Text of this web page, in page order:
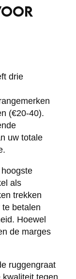
drie
(€20-40).
uw totale
als
trekken
betalen
Hoewel
de marges
ruggengraat